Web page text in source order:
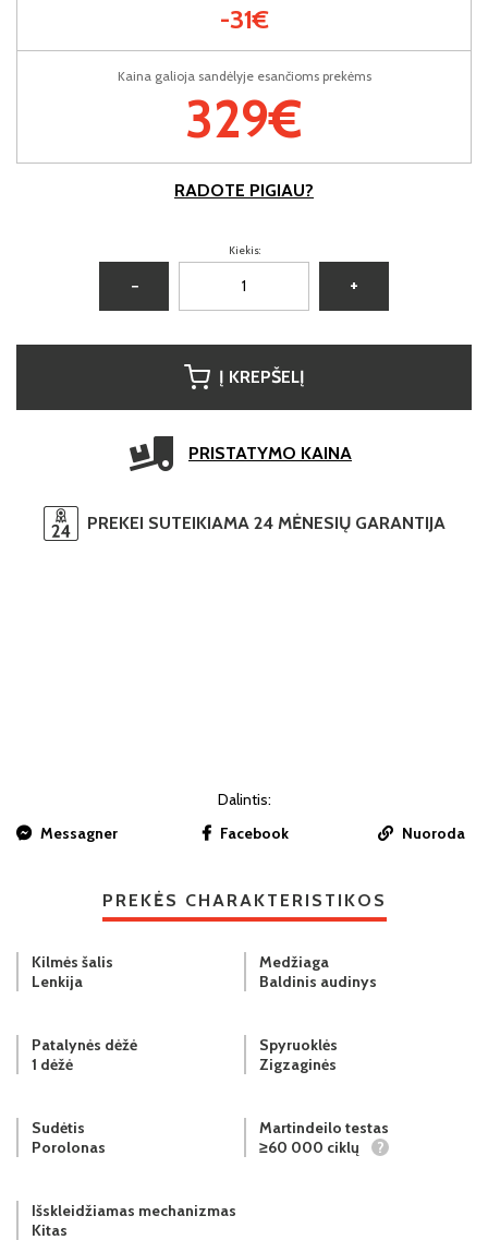
Kaina galioja sandėlyje esančioms prekėms
329€
-31€
RADOTE PIGIAU?
Kiekis:
− +
Į KREPŠELĮ
PRISTATYMO KAINA
PREKEI SUTEIKIAMA 24 MĖNESIŲ GARANTIJA
Dalintis:
Messagner
Facebook Nuoroda
PREKĖS CHARAKTERISTIKOS
Kilmės šalis
Lenkija
Medžiaga
Baldinis audinys
Patalynės dėžė
1 dėžė
Spyruoklės
Zigzaginės
Sudėtis
Porolonas
Martindeilo testas
≥60 000 ciklų
?
Išskleidžiamas mechanizmas
Kitas